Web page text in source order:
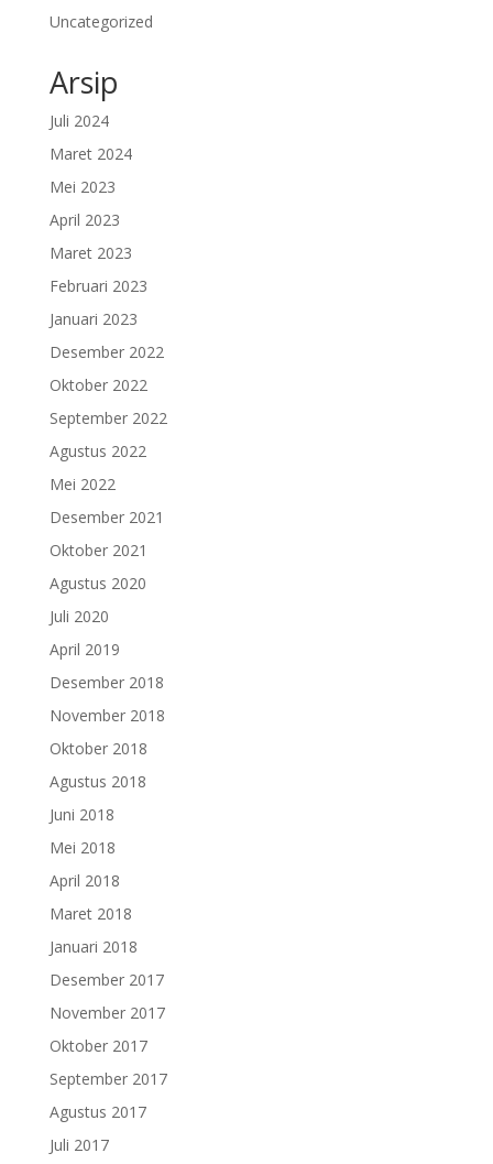
Uncategorized
Arsip
Juli 2024
Maret 2024
Mei 2023
April 2023
Maret 2023
Februari 2023
Januari 2023
Desember 2022
Oktober 2022
September 2022
Agustus 2022
Mei 2022
Desember 2021
Oktober 2021
Agustus 2020
Juli 2020
April 2019
Desember 2018
November 2018
Oktober 2018
Agustus 2018
Juni 2018
Mei 2018
April 2018
Maret 2018
Januari 2018
Desember 2017
November 2017
Oktober 2017
September 2017
Agustus 2017
Juli 2017